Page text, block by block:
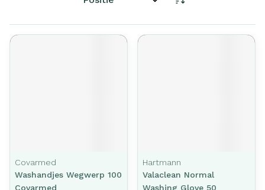
Sorteer op:
Covarmed
Washandjes Wegwerp 100
Covarmed
Hartmann
Valaclean Normal
Washing Glove 50